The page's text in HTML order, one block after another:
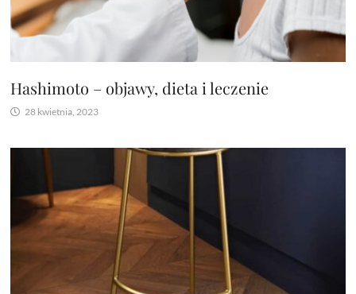
Hashimoto – objawy, dieta i leczenie
28 kwietnia, 2023